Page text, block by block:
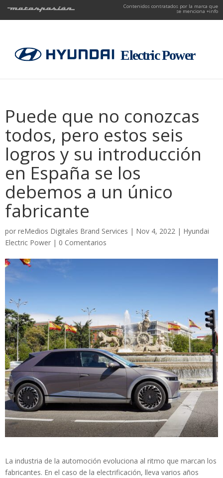
Contenidos contratados por la marca que
se menciona +info
Puede que no conozcas
todos, pero estos seis
logros y su introducción
en España se los
debemos a un único
fabricante
por reMedios Digitales Brand Services | Nov 4, 2022 | Hyundai
Electric Power | 0 Comentarios
La industria de la automoción evoluciona al ritmo que marcan los
fabricantes. En el caso de la electrificación, lleva varios años